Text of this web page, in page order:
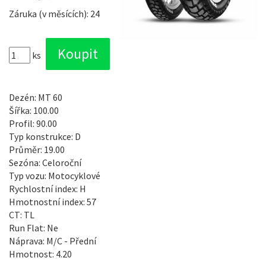
Záruka (v měsících): 24
ks
Dezén: MT 60
Šířka: 100.00
Profil: 90.00
Typ konstrukce: D
Průměr: 19.00
Sezóna: Celoroční
Typ vozu: Motocyklové
Rychlostní index: H
Hmotnostní index: 57
CT: TL
Run Flat: Ne
Náprava: M/C - Přední
Hmotnost: 4.20